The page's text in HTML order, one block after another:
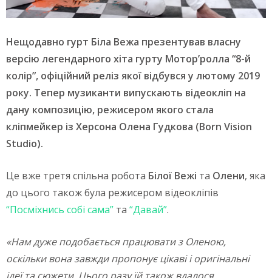
Нещодавно гурт Біла Вежа презентував власну
версію легендарного хіта гурту Мотор’ролла “8-й
колір”, офіційний реліз якої відбувся у лютому 2019
року. Тепер музиканти випускають відеокліп на
дану композицію, режисером якого стала
кліпмейкер із Херсона Олена Гудкова (Born Vision
Studio).
Це вже третя спільна робота Білої Вежі та Олени, яка
до цього також була режисером відеокліпів
“Посміхнись собі сама” та “Давай”.
«Нам дуже подобається працювати з Оленою,
оскільки вона завжди пропонує цікаві і оригінальні